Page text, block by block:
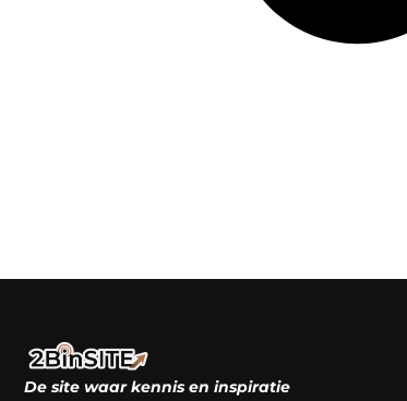
De site waar kennis en inspiratie